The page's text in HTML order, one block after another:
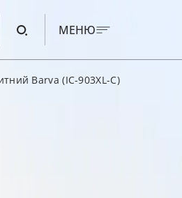
МЕНЮ
Barva (IC-903XL-C)